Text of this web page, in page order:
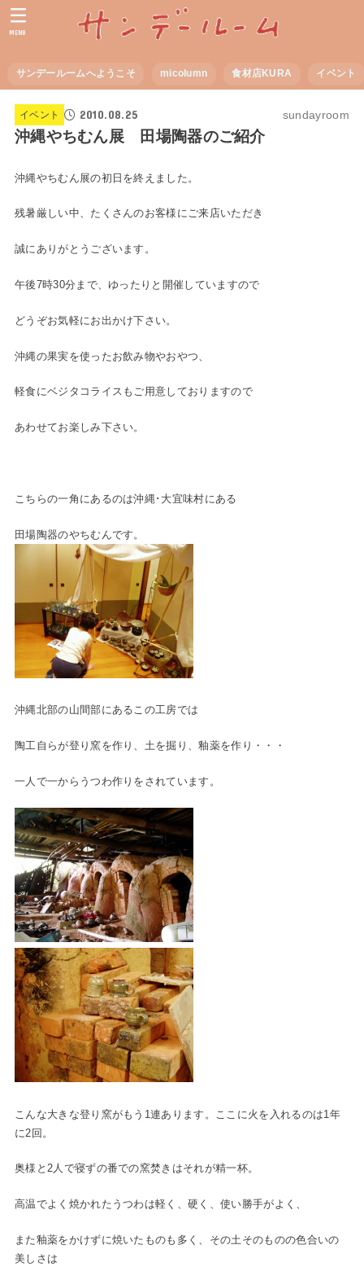
サンデールームへようこそ micolumn 食材店KURA イベント
MENU
イベント 2010.08.25 sundayroom
沖縄やちむん展 田場陶器のご紹介
沖縄やちむん展の初日を終えました。
残暑厳しい中、たくさんのお客様にご来店いただき
誠にありがとうございます。
午後7時30分まで、ゆったりと開催していますので
どうぞお気軽にお出かけ下さい。
沖縄の果実を使ったお飲み物やおやつ、
軽食にベジタコライスもご用意しておりますので
あわせてお楽しみ下さい。
こちらの一角にあるのは沖縄･大宜味村にある
田場陶器のやちむんです。
沖縄北部の山間部にあるこの工房では
陶工自らが登り窯を作り、土を掘り、釉薬を作り・・・
一人で一からうつわ作りをされています。
こんな大きな登り窯がもう1連あります。ここに火を入れるのは1年
に2回。
奥様と2人で寝ずの番での窯焚きはそれが精一杯。
高温でよく焼かれたうつわは軽く、硬く、使い勝手がよく、
また釉薬をかけずに焼いたものも多く、その土そのものの色合いの
美しさは